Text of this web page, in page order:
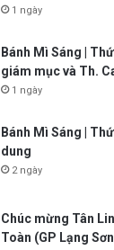
1 ngày
Bánh Mì Sáng |
giám mục và Th.
1 ngày
Bánh Mì Sáng |
dung
2 ngày
Chúc mừng Tân
Toàn (GP Lạng